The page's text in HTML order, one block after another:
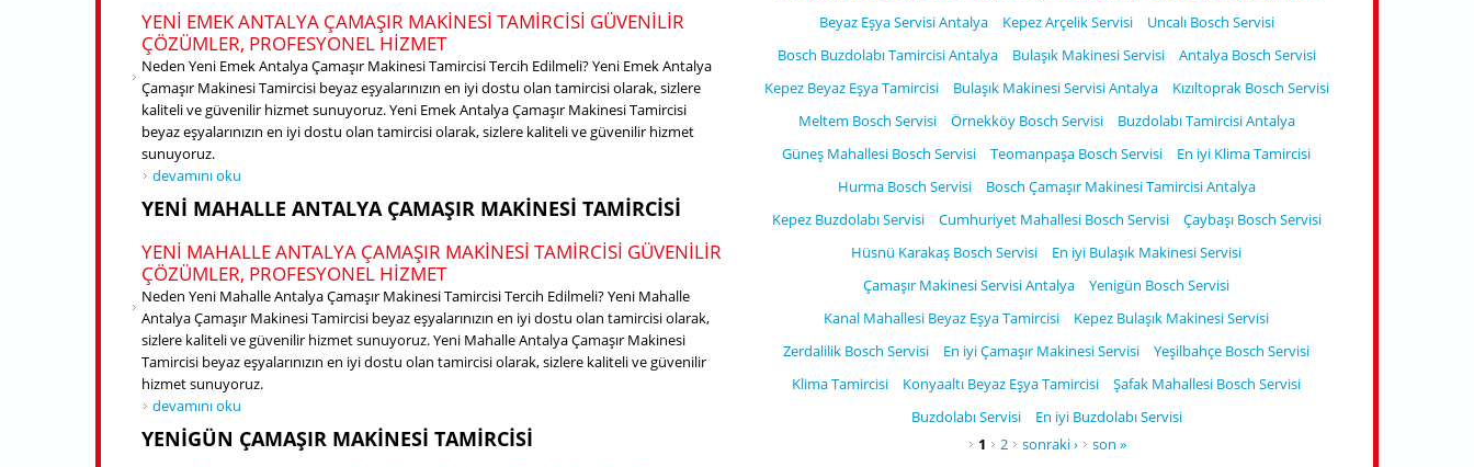
YENI EMEK ANTALYA ÇAMAŞIR MAKINESI TAMIRCISI GÜVENILIR
ÇÖZÜMLER, PROFESYONEL HIZMET
Neden Yeni Emek Antalya Çamaşır Makinesi Tamircisi Tercih Edilmeli? Yeni Emek Antalya
Çamaşır Makinesi Tamircisi beyaz eşyalarınızın en iyi dostu olan tamircisi olarak, sizlere
kaliteli ve güvenilir hizmet sunuyoruz. Yeni Emek Antalya Çamaşır Makinesi Tamircisi
beyaz eşyalarınızın en iyi dostu olan tamircisi olarak, sizlere kaliteli ve güvenilir hizmet
sunuyoruz.
Yeni Emek Antalya Çamaşır Makinesi Tamircisi hakkında
devamını oku
YENI MAHALLE ANTALYA ÇAMAŞIR MAKINESI TAMIRCISI
YENI MAHALLE ANTALYA ÇAMAŞIR MAKINESI TAMIRCISI GÜVENILIR
ÇÖZÜMLER, PROFESYONEL HIZMET
Neden Yeni Mahalle Antalya Çamaşır Makinesi Tamircisi Tercih Edilmeli? Yeni Mahalle
Antalya Çamaşır Makinesi Tamircisi beyaz eşyalarınızın en iyi dostu olan tamircisi olarak,
sizlere kaliteli ve güvenilir hizmet sunuyoruz. Yeni Mahalle Antalya Çamaşır Makinesi
Tamircisi beyaz eşyalarınızın en iyi dostu olan tamircisi olarak, sizlere kaliteli ve güvenilir
hizmet sunuyoruz.
Yeni Mahalle Antalya Çamaşır Makinesi Tamircisi hakkında
devamını oku
YENIGÜN ÇAMAŞIR MAKINESI TAMIRCISI
Beyaz Eşya Servisi Antalya
Kepez Arçelik Servisi
Uncalı Bosch Servisi
Bosch Buzdolabı Tamircisi Antalya
Bulaşık Makinesi Servisi
Antalya Bosch Servisi
Kepez Beyaz Eşya Tamircisi
Bulaşık Makinesi Servisi Antalya
Kızıltoprak Bosch Servisi
Meltem Bosch Servisi
Örnekköy Bosch Servisi
Buzdolabı Tamircisi Antalya
Güneş Mahallesi Bosch Servisi
Teomanpaşa Bosch Servisi
En iyi Klima Tamircisi
Hurma Bosch Servisi
Bosch Çamaşır Makinesi Tamircisi Antalya
Kepez Buzdolabı Servisi
Cumhuriyet Mahallesi Bosch Servisi
Çaybaşı Bosch Servisi
Hüsnü Karakaş Bosch Servisi
En iyi Bulaşık Makinesi Servisi
Çamaşır Makinesi Servisi Antalya
Yenigün Bosch Servisi
Kanal Mahallesi Beyaz Eşya Tamircisi
Kepez Bulaşık Makinesi Servisi
Zerdalilik Bosch Servisi
En iyi Çamaşır Makinesi Servisi
Yeşilbahçe Bosch Servisi
Klima Tamircisi
Konyaaltı Beyaz Eşya Tamircisi
Şafak Mahallesi Bosch Servisi
Buzdolabı Servisi
En iyi Buzdolabı Servisi
1 2 sonraki › son »